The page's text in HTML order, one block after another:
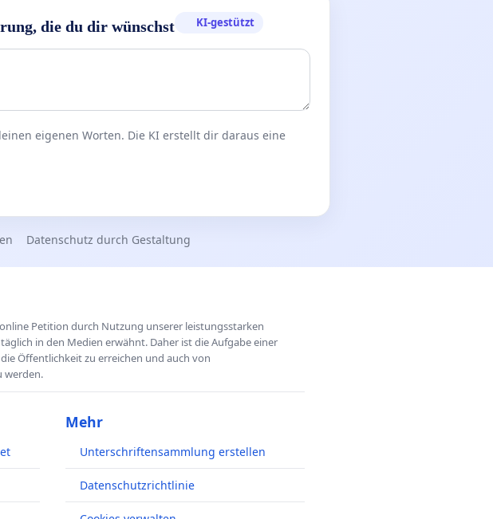
die du dir wünschst KI-gestützt
eigenen Worten. Die KI erstellt dir daraus eine
Datenschutz durch Gestaltung
Petition durch Nutzung unserer leistungsstarken
in den Medien erwähnt. Daher ist die Aufgabe einer
Öffentlichkeit zu erreichen und auch von
werden.
Mehr
Unterschriftensammlung erstellen
Datenschutzrichtlinie